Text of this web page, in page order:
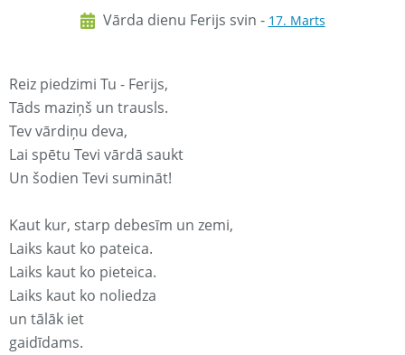
Vārda dienu Ferijs svin - 17. Marts
Reiz piedzimi Tu - Ferijs,
Tāds maziņš un trausls.
Tev vārdiņu deva,
Lai spētu Tevi vārdā saukt
Un šodien Tevi sumināt!
Kaut kur, starp debesīm un zemi,
Laiks kaut ko pateica.
Laiks kaut ko pieteica.
Laiks kaut ko noliedza
un tālāk iet
gaidīdams.